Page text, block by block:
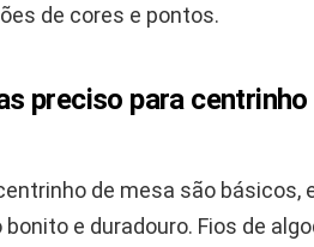
de cores e pontos.
preciso para
de mesa são básicos,
e duradouro. Fios de